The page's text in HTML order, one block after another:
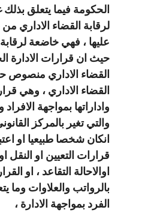
الحكومة فيما يتعلق
لرقابة القضاء الاداري
عليها ، فهي خاضعة
حيث ان قرارات الادارة
القضاء الاداري منصوص
القضاء الاداري ، وهي
واداراتها بمواجهة
والتي تغير بالمركز
انكان شخصا طبيعيا او
قرارات التعيين او النقل
اوالاحالة التقاعد ، او
بالرواتب والعلاوات وما
الفرد بمواجهة الادارة ،